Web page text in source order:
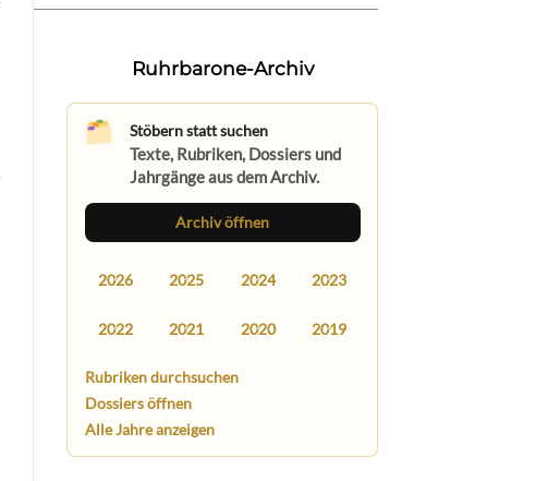
Ruhrbarone-Archiv
Stöbern statt suchen
Texte, Rubriken, Dossiers und
Jahrgänge aus dem Archiv.
Archiv öffnen
2026 2025 2024 2023
2022 2021 2020 2019
Rubriken durchsuchen
Dossiers öffnen
Alle Jahre anzeigen